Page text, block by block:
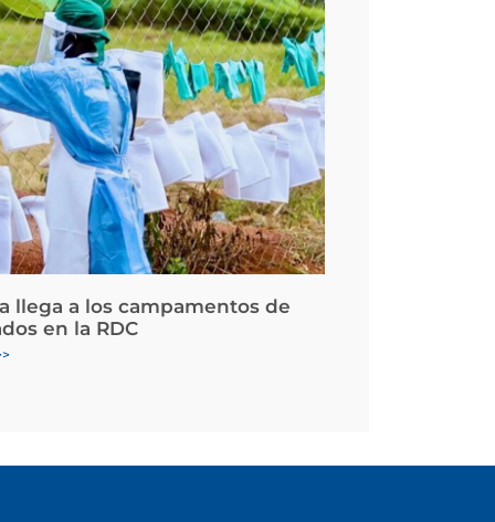
llega a los campamentos de
en la RDC